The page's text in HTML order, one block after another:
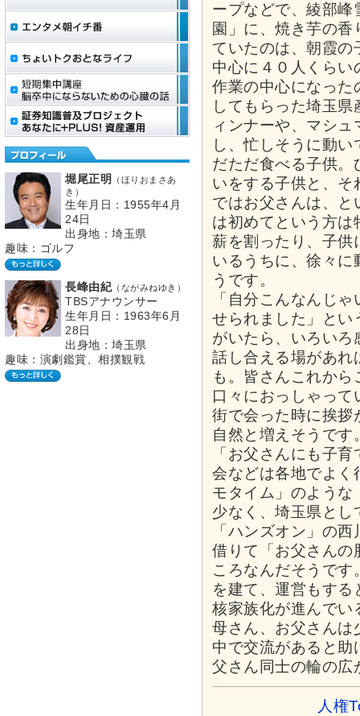
堀尾正明
（ほりおまさあ
き）
生年月日：1955年4月
24日
出身地：埼玉県
趣味：ゴルフ
長峰由紀（ながみねゆき）
TBSアナウンサー
生年月日：1963年6月
28日
出身地：埼玉県
趣味：演劇鑑賞、相撲観戦
ープなどで、綾部峰
園」に、焼き芋の
ていたのは、朝霞の
中心に４０人くらい
作業の中心になった
してもらった埼玉
ィンナーや、マシ
し、忙しそうに動
だただ食べる子供。
いをする子供と、そ
ではお父さんは、と
は初めてという方は
薪を割ったり、子供
いるうちに、徐々に
うです。
「自分こんなんじ
せられました」とい
がいたら、いろいろ
話し合える場があれ
も。皆さんこれか
口々におっしゃっ
街で会った時に挨拶
自然と増えそうです
「お父さんにも子
会などは各地でよく
モタイム」のような
少なく、埼玉県とし
「ハンズオン」の
借りて「お父さんの
ころなんだそうで
を建て、運営もす
核家族化が進んでい
母さん、お父さんは
中で交流があると助
父さん同士の輪の広
人権